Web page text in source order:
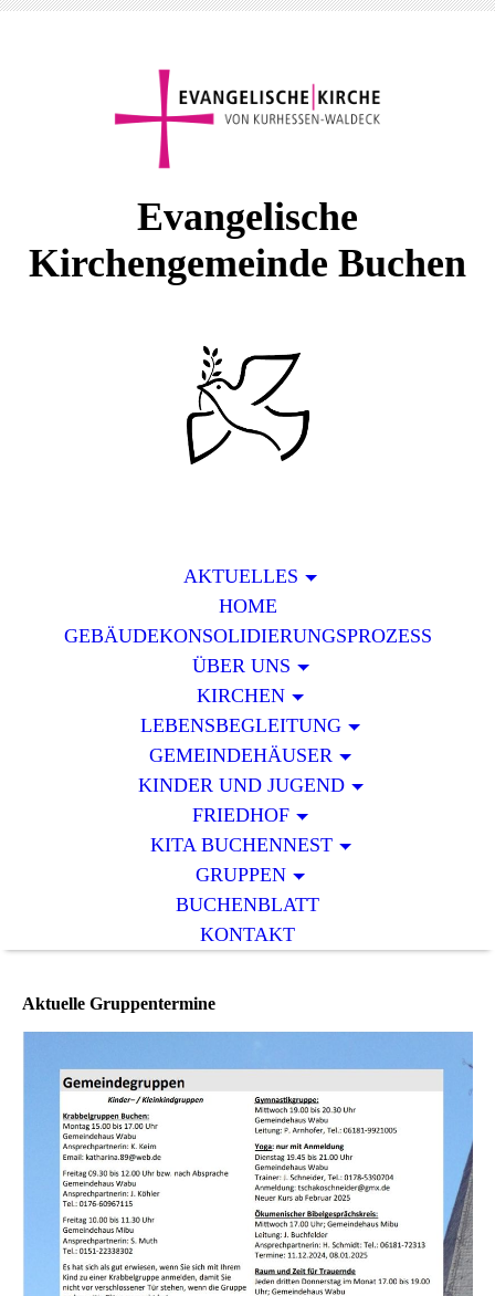
Evangelische
Kirchengemeinde Buchen
AKTUELLES
HOME
GEBÄUDEKONSOLIDIERUNGSPROZESS
ÜBER UNS
KIRCHEN
LEBENSBEGLEITUNG
GEMEINDEHÄUSER
KINDER UND JUGEND
FRIEDHOF
KITA BUCHENNEST
GRUPPEN
BUCHENBLATT
KONTAKT
Aktuelle Gruppentermine